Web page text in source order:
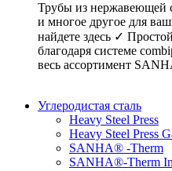
Трубы из нержавеющей
и многое другое для
найдете здесь ✓
благодаря системе
весь ассортимент
Углеродистая сталь
Heavy Steel Press
Heavy Steel Press
SANHA® -Therm
SANHA®-Therm